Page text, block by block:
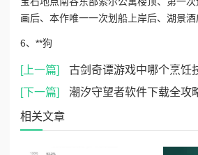
画后、本作唯一一次划船上岸后、湖景酒
6、**狗
[上一篇]
古剑奇谭游戏中哪个烹饪技能或
[下一篇]
潮汐守望者软件下载全攻略
相关文章